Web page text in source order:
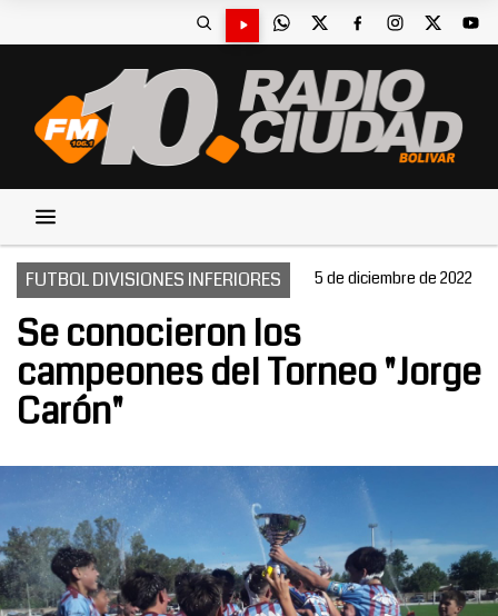
FUTBOL DIVISIONES INFERIORES 5 de diciembre de 2022
Se conocieron los
campeones del Torneo "Jorge
Carón"